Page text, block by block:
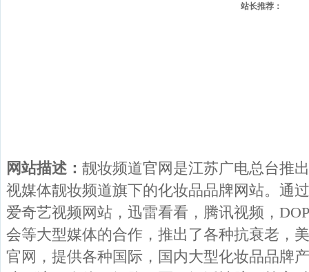
站长推荐：
网站描述： 靓妆频道官网是江苏广电总台推
视媒体靓妆频道旗下的化妆品品牌网站。通
爱奇艺视频网站，迅雷看看，腾讯视频，
会等大型媒体的合作，推出了各种抗衰老，
官网，提供各种国际，国内大型化妆品品牌